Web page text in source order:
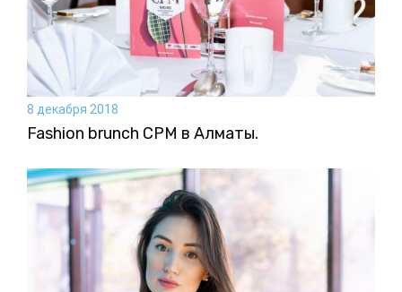
8 декабря 2018
Fashion brunch CPM в Алматы.